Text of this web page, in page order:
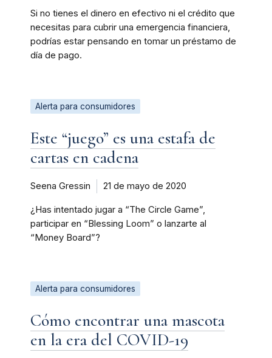
Si no tienes el dinero en efectivo ni el crédito que
necesitas para cubrir una emergencia financiera,
podrías estar pensando en tomar un préstamo de
día de pago.
Alerta para consumidores
Este “juego” es una estafa de
cartas en cadena
Seena Gressin 21 de mayo de 2020
¿Has intentado jugar a “The Circle Game”,
participar en “Blessing Loom” o lanzarte al
“Money Board”?
Alerta para consumidores
Cómo encontrar una mascota
en la era del COVID-19